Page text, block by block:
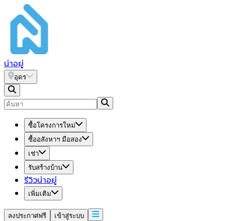
น่าอยู่
อุดร
ซื้อโครงการใหม่
ซื้ออสังหาฯ มือสอง
เช่า
รับสร้างบ้าน
รีวิวน่าอยู่
เพิ่มเติม
ลงประกาศฟรี เข้าสู่ระบบ